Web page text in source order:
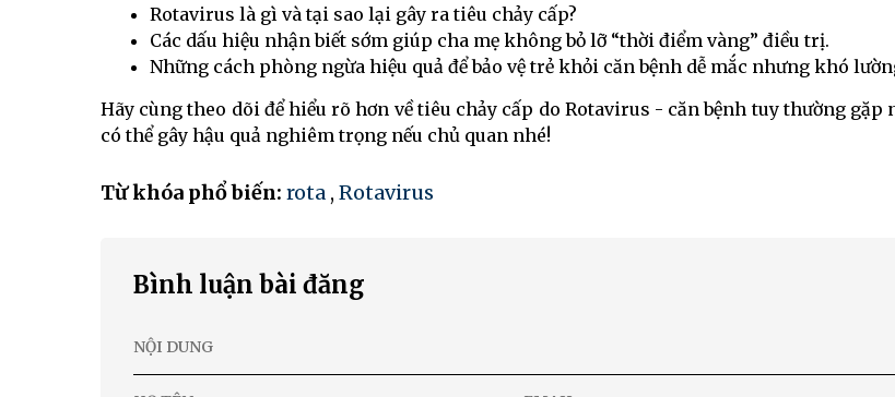
Rotavirus là gì và tại sao lại gây ra tiêu chảy cấp?
Các dấu hiệu nhận biết sớm giúp cha mẹ không bỏ lỡ “thời điểm vàng” điều trị.
Những cách phòng ngừa hiệu quả để bảo vệ trẻ khỏi căn bệnh dễ mắc nhưng khó
Hãy cùng theo dõi để hiểu rõ hơn về tiêu chảy cấp do Rotavirus - căn bệnh tuy thường gặp
có thể gây hậu quả nghiêm trọng nếu chủ quan nhé!
Từ khóa phổ biến: rota , Rotavirus
Bình luận bài đăng